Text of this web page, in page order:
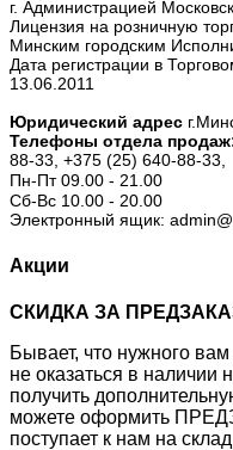
г. Администрацией
Лицензия на розничную
Минским городским
Дата регистрации в
13.06.2011
Юридический адрес
Телефоны отдела
88-33, +375 (25) 640-88-33,
Пн-Пт 09.00 - 21.00
Сб-Вс 10.00 - 20.00
Электронный ящик:
Акции
СКИДКА ЗА
Бывает, что нужного
не оказаться в наличии
получить
можете оформить
поступает к нам на